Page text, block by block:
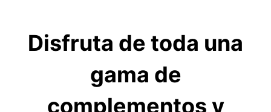
Disfruta de toda una
gama de
complementos y